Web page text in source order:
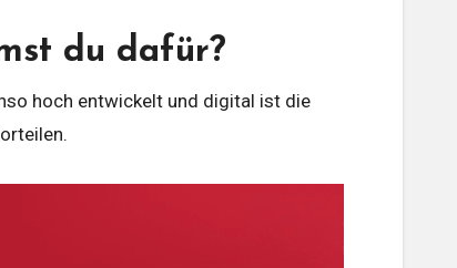
du dafür?
hoch entwickelt und digital ist die